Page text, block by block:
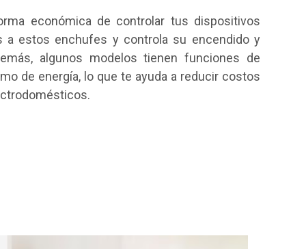
económica de controlar tus dispositivos
a estos enchufes y controla su encendido y
algunos modelos tienen funciones de
de energía, lo que te ayuda a reducir costos